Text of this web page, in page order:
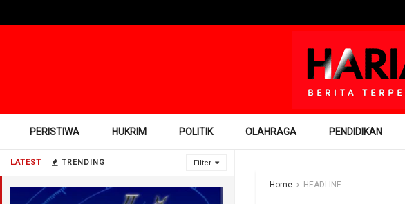
LATEST TRENDING Filter
PERISTIWA HUKRIM POLITIK OLAHRAGA PENDIDIKAN
Home HEADLINE